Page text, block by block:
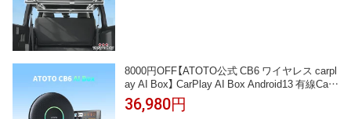
8000円OFF【ATOTO公式 CB6 ワイヤレス carpl
ay AI Box】 CarPlay AI Box Android13 有線CarP
lay/Android Auto無線化 純正ナビをAndroid化 8
コア 8GB+128GB 4G LTE対応 高速起動 CB6B-
36,980円